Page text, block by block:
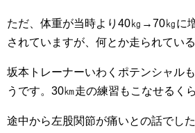
ただ、体重が当時より40㎏→70㎏に
されていますが、何とか走られている
坂本トレーナーいわくポテンシャル
うです。30㎞走の練習もこなせるく
途中から左股関節が痛いとの話でし